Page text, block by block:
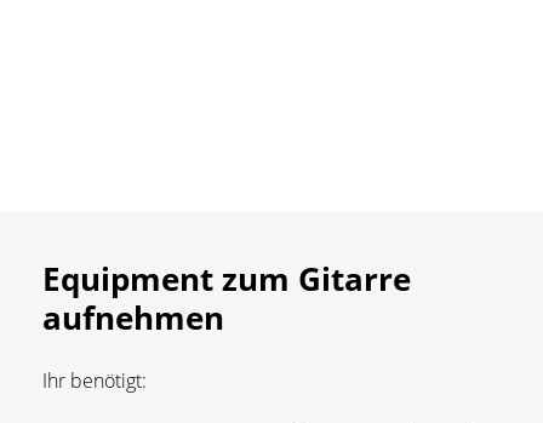
Equipment zum Gitarre
aufnehmen
Ihr benötigt: